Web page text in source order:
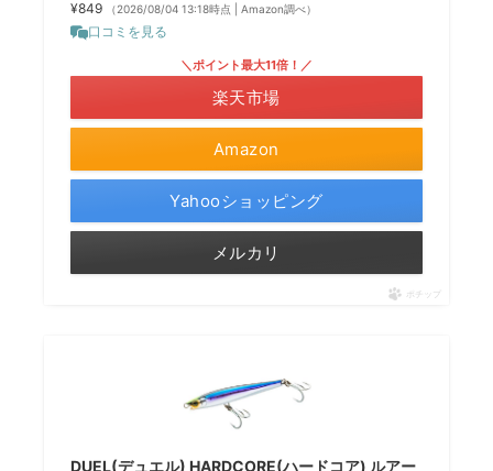
¥849
（2026/08/04 13:18時点 | Amazon調べ）
口コミを見る
Amazon
＼ポイント最大11倍！／
楽天市場
Yahooショッピング
メルカリ
ポチップ
DUEL(デュエル) HARDCORE(ハードコア) ルアー